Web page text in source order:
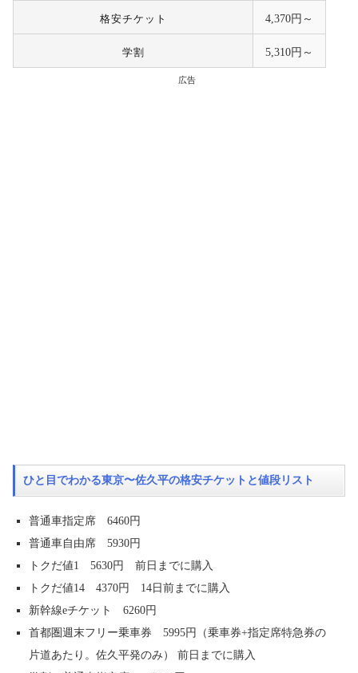
格安チケット 4,370円～
学割 5,310円～
広告
ひと目でわかる東京〜佐久平の格安チケットと値段リスト
普通車指定席 6460円
普通車自由席 5930円
トクだ値1 5630円 前日までに購入
トクだ値14 4370円 14日前までに購入
新幹線eチケット 6260円
首都圏週末フリー乗車券 5995円（乗車券+指定席特急券の
片道あたり。佐久平発のみ） 前日までに購入